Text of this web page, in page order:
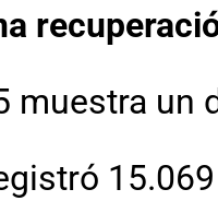
muestra un